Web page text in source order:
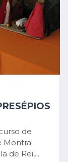
de
Montra
de Rei,...